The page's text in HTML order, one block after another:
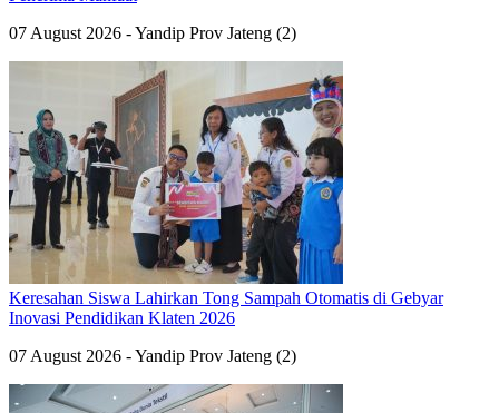
07 August 2026 - Yandip Prov Jateng (2)
Keresahan Siswa Lahirkan Tong Sampah Otomatis di Gebyar
Inovasi Pendidikan Klaten 2026
07 August 2026 - Yandip Prov Jateng (2)